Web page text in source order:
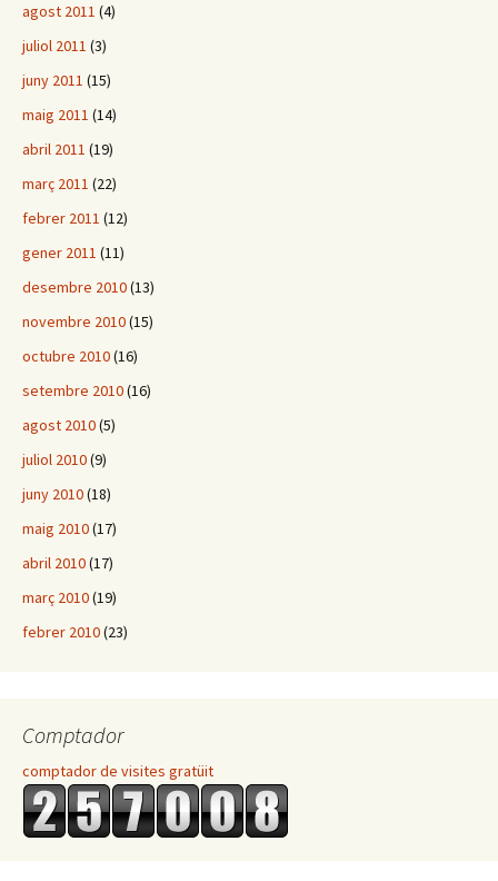
agost 2011 (4)
juliol 2011 (3)
juny 2011 (15)
maig 2011 (14)
abril 2011 (19)
març 2011 (22)
febrer 2011 (12)
gener 2011 (11)
desembre 2010(13)
novembre 2010(15)
octubre 2010(16)
setembre 2010(16)
agost 2010(5)
juliol 2010(9)
juny 2010(18)
maig 2010(17)
abril 2010(17)
març 2010(19)
febrer 2010(23)
Comptador
comptador de visites gratüit